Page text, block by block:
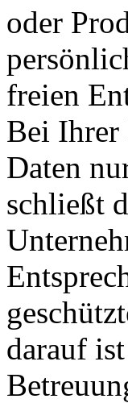
oder
freien
Bei Ihrer
Daten
schließt
darauf